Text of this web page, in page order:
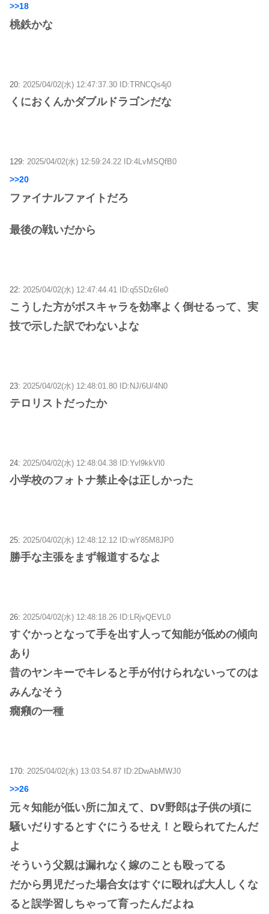
>>18
桃鉄かな
20: 2025/04/02(水) 12:47:37.30 ID:TRNCQs4j0
くにおくんかダブルドラゴンだな
129: 2025/04/02(水) 12:59:24.22 ID:4LvMSQfB0
>>20
ファイナルファイトだろ
最後の戦いだから
22: 2025/04/02(水) 12:47:44.41 ID:q5SDz6Ie0
こうした方がボスキャラを効率よく倒せるって、実
技で示した訳でわないよな
23: 2025/04/02(水) 12:48:01.80 ID:NJ/6U/4N0
テロリストだったか
24: 2025/04/02(水) 12:48:04.38 ID:Yvl9kkVl0
小学校のフォトナ禁止令は正しかった
25: 2025/04/02(水) 12:48:12.12 ID:wY85M8JP0
勝手な主張をまず報道するなよ
26: 2025/04/02(水) 12:48:18.26 ID:LRjvQEVL0
すぐかっとなって手を出す人って知能が低めの傾向
あり
昔のヤンキーでキレると手が付けられないってのは
みんなそう
癇癪の一種
170: 2025/04/02(水) 13:03:54.87 ID:2DwAbMWJ0
>>26
元々知能が低い所に加えて、DV野郎は子供の頃に
騒いだりするとすぐにうるせえ！と殴られてたんだ
よ
そういう父親は漏れなく嫁のことも殴ってる
だから男児だった場合女はすぐに殴れば大人しくな
ると誤学習しちゃって育ったんだよね